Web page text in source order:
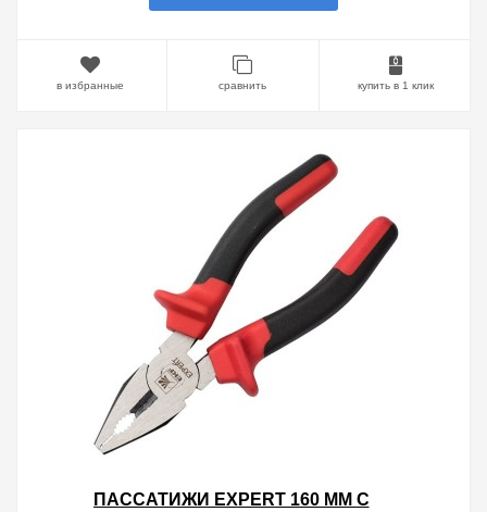
в избранные сравнить купить в 1 клик
ПАССАТИЖИ EXPERT 160 ММ С